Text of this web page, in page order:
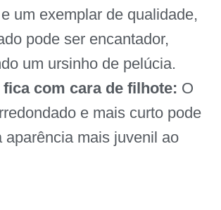
um exemplar de qualidade,
pode ser encantador,
um ursinho de pelúcia.
fica com cara de filhote: O
e mais curto pode
aparência mais juvenil ao